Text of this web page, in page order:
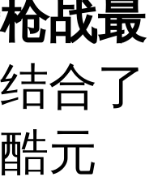
战最
合了
元